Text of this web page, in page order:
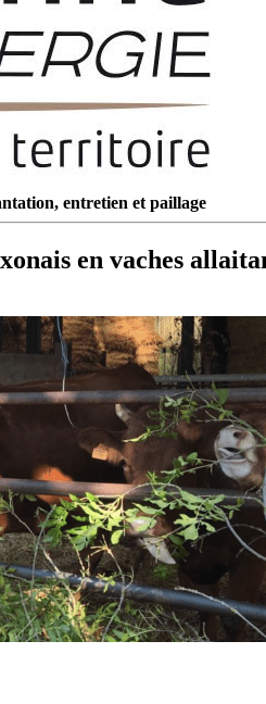
entretien et paillage
en vaches